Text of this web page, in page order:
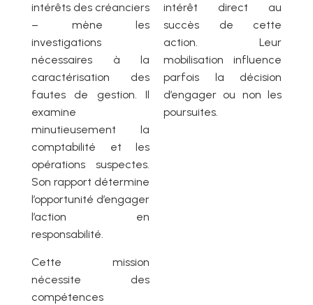
intérêts des créanciers
– mène les
investigations
nécessaires à la
caractérisation des
fautes de gestion. Il
examine
minutieusement la
comptabilité et les
opérations suspectes.
Son rapport détermine
l’opportunité d’engager
l’action en
responsabilité.
Cette mission
nécessite des
compétences
intérêt direct au
succès de cette
action. Leur
mobilisation influence
parfois la décision
d’engager ou non les
poursuites.